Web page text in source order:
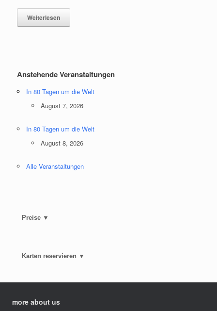
Weiterlesen
Anstehende Veranstaltungen
In 80 Tagen um die Welt
August 7, 2026
In 80 Tagen um die Welt
August 8, 2026
Alle Veranstaltungen
Preise ▼
Karten reservieren ▼
more about us